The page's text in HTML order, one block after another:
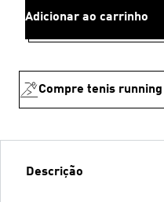
Adicionar ao carrinho
Compre tenis running
Descrição